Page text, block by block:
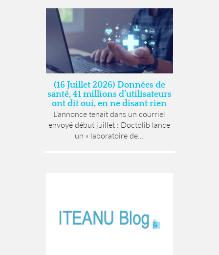
(16 Juillet 2026) Données de
santé, 41 millions d’utilisateurs
ont dit oui, en ne disant rien
L’annonce tenait dans un courriel
envoyé début juillet : Doctolib lance
un « laboratoire de...